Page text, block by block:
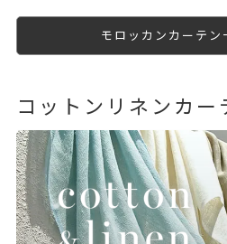
モロッカンカーテン
コットンリネンカー